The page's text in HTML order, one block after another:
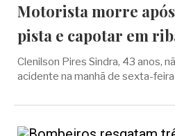
Motorista morre
pista e capotar em
Clenilson Pires Sindra, 43 anos,
acidente na manhã de sexta-feira